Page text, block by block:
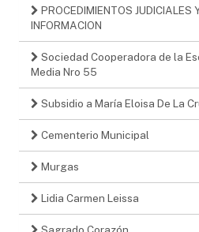
PROCEDIMIENTOS JUDICIALES
INFORMACION
Sociedad Cooperadora de la
Media Nro 55
Subsidio a María Eloisa De La
Cementerio Municipal
Murgas
Lidia Carmen Leissa
Sagrado Corazón